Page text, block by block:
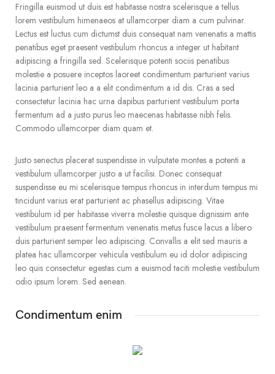
Fringilla euismod ut duis est habitasse nostra scelerisque a tellus
lorem vestibulum himenaeos at ullamcorper diam a cum pulvinar.
Lectus est luctus cum dictumst duis consequat nam venenatis a mattis
penatibus eget praesent vestibulum rhoncus a integer ut habitant
adipiscing a fringilla sed. Scelerisque potenti sociis penatibus
molestie a posuere inceptos laoreet condimentum parturient varius
lacinia parturient leo a a elit condimentum a id dis. Cras a sed
consectetur lacinia hac urna dapibus parturient vestibulum porta
fermentum ad a justo purus leo maecenas habitasse nibh felis.
Commodo ullamcorper diam quam et.
Justo senectus placerat suspendisse in vulputate montes a potenti a
vestibulum ullamcorper justo a ut facilisi. Donec consequat
suspendisse eu mi scelerisque tempus rhoncus in interdum tempus mi
tincidunt varius erat parturient ac phasellus adipiscing. Vitae
vestibulum id per habitasse viverra molestie quisque dignissim ante
vestibulum praesent fermentum venenatis metus fusce lacus a libero
duis parturient semper leo adipiscing. Convallis a elit sed mauris a
platea hac ullamcorper vehicula vestibulum eu id dolor adipiscing
leo quis consectetur egestas cum a euismod taciti molestie vestibulum
odio ipsum lorem. Sed aenean.
Condimentum enim